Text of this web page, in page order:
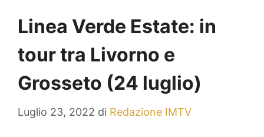
Linea Verde Estate: in
tour tra Livorno e
Grosseto (24 luglio)
Luglio 23, 2022 di Redazione IMTV